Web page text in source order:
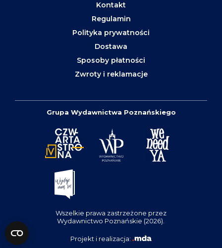
Kontakt
Regulamin
Polityka prywatności
Dostawa
Sposoby płatności
Zwroty i reklamacje
Grupa Wydawnictwa Poznańskiego
Wszelkie prawa zastrzeżone przez
Wydawnictwo Poznańskie (2026).
Projekt i realizacja: